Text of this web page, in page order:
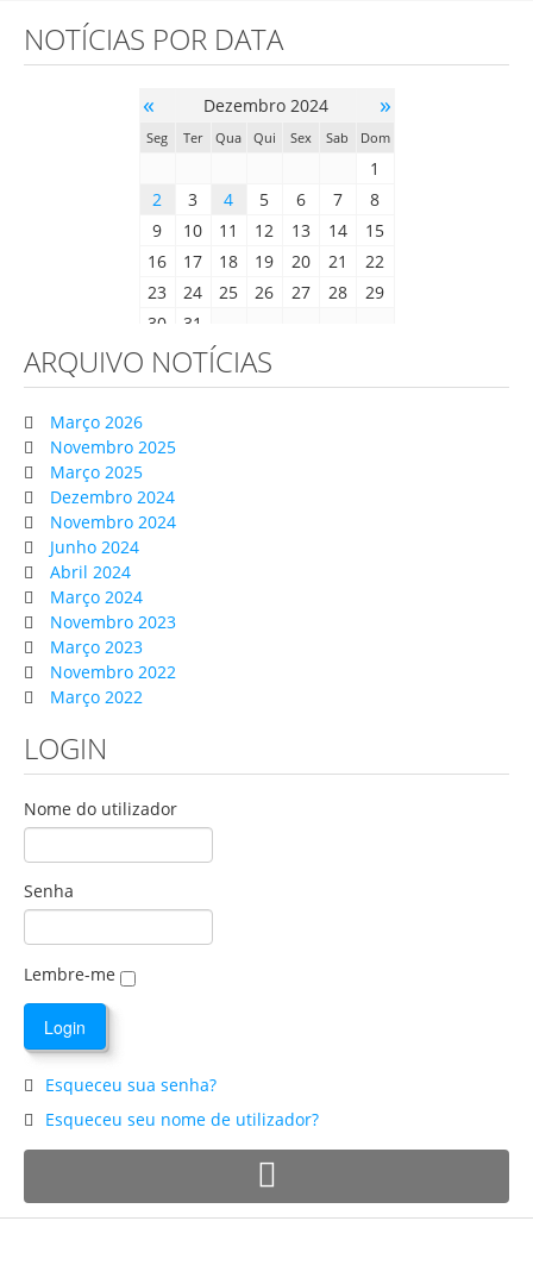
NOTÍCIAS POR DATA
« Dezembro 2024 »
Seg Ter Qua Qui Sex Sab Dom
1
2
3 4 5 6 7
8
9
10 11 12 13 14
15
16
17 18 19 20 21
22
23
24 25 26 27 28
29
30
31
ARQUIVO NOTÍCIAS
Março 2026
Novembro 2025
Março 2025
Dezembro 2024
Novembro 2024
Junho 2024
Abril 2024
Março 2024
Novembro 2023
Março 2023
Novembro 2022
Março 2022
LOGIN
Nome do utilizador
Senha
Lembre-me
Esqueceu sua senha?
Esqueceu seu nome de utilizador?